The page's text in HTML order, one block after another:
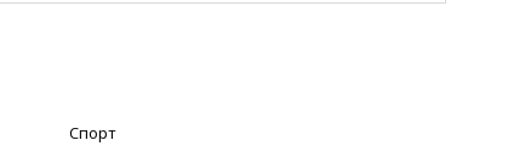
Спорт